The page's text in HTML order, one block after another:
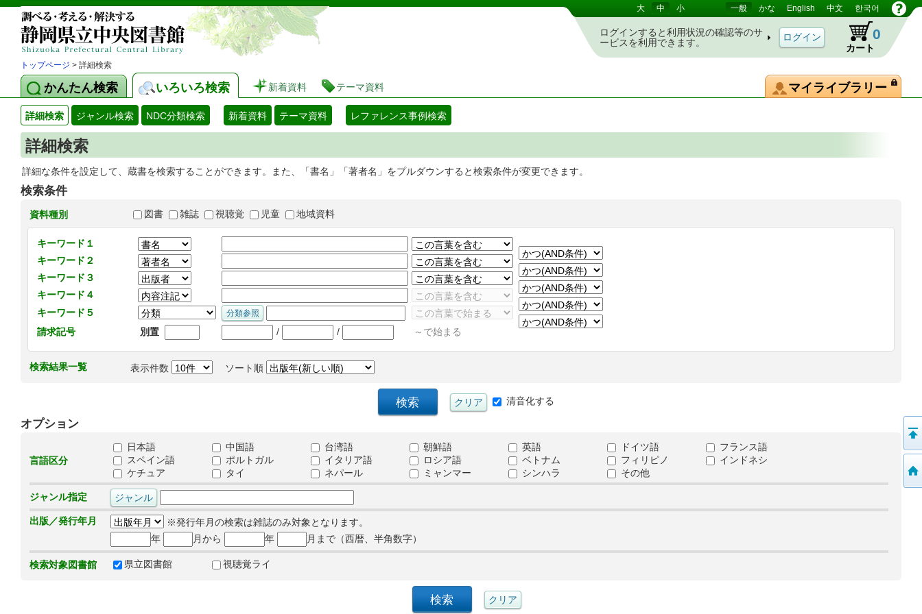
静岡県立図書館 蔵書検索・予約システム 大 中 小 一般 かな English 中文 한국어
ログインすると利用状況の確認等のサ
ービスを利用できます。
カート
0
トップページ > 詳細検索
かんたん検索 いろいろ検索 新着資料 テーマ資料 マイライブラリー
詳細検索 ジャンル検索 NDC分類検索 新着資料 テーマ資料 レファレンス事例検索
詳細検索
詳細な条件を設定して、蔵書を検索することができます。また、「書名」「著者名」をプルダウンすると検索条件が変更できます。
検索条件
資料種別 図書 雑誌 視聴覚 児童 地域資料
キーワード１
キーワード２
キーワード３
キーワード４
キーワード５
請求記号
別置 / / ～で始まる
検索結果一覧 表示件数 ソート順
清音化する
オプション
言語区分
日本語 中国語 台湾語 朝鮮語 英語 ドイツ語
フランス語
スペイン語
ポルトガル イタリア語 ロシア語 ベトナム フィリピノ
インドネシ
ケチュア
タイ ネパール ミャンマー シンハラ その他
ジャンル指定
出版／発行年月
※発行年月の検索は雑誌のみ対象となります。
年
月から 年 月まで（西暦、半角数字）
検索対象図書館 県立図書館 視聴覚ライ